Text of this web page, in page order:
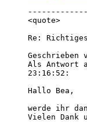
<quote>
Re:
Geschrieben
Als Antwort
23:16:52:
Hallo Bea,
werde ihr
Vielen Dank